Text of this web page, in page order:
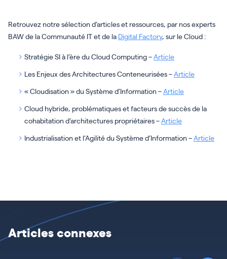
Retrouvez notre sélection d’articles et ressources, par nos experts
BAW de la Communauté IT et de la Digital Factory, sur le Cloud :
Stratégie SI à l’ère du Cloud Computing –Article
Les Enjeux des Architectures Conteneurisées –Article
« Cloudisation » du Système d’Information –Article
Cloud hybride, problématiques et facteurs de succès de la
cohabitation d’architectures propriétaires –Article
Industrialisation et l’Agilité du Système d’Information –Article
Articles connexes